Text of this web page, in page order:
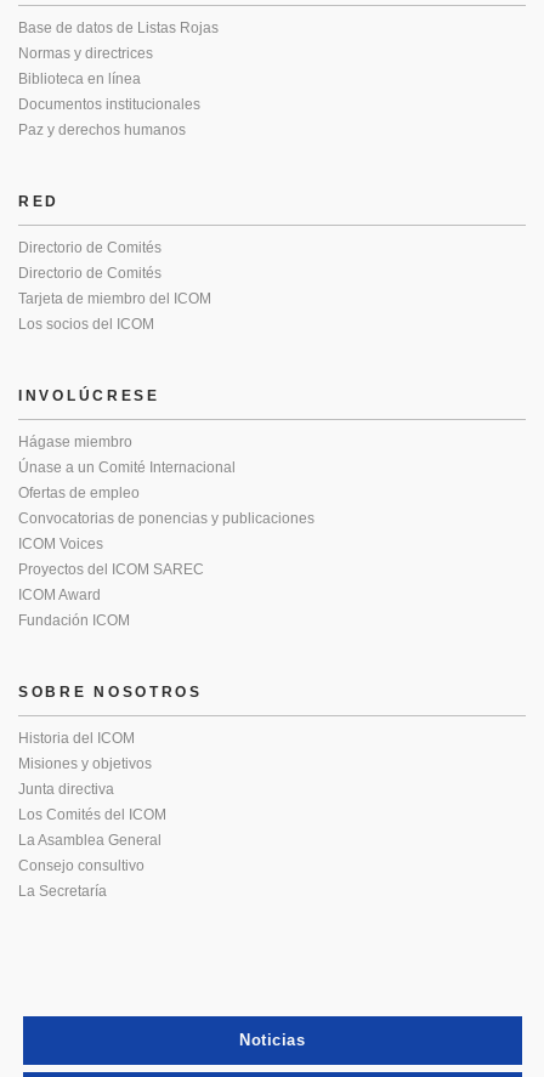
Base de datos de Listas Rojas
Normas y directrices
Biblioteca en línea
Documentos institucionales
Paz y derechos humanos
RED
Directorio de Comités
Directorio de Comités
Tarjeta de miembro del ICOM
Los socios del ICOM
INVOLÚCRESE
Hágase miembro
Únase a un Comité Internacional
Ofertas de empleo
Convocatorias de ponencias y publicaciones
ICOM Voices
Proyectos del ICOM SAREC
ICOM Award
Fundación ICOM
SOBRE NOSOTROS
Historia del ICOM
Misiones y objetivos
Junta directiva
Los Comités del ICOM
La Asamblea General
Consejo consultivo
La Secretaría
Noticias